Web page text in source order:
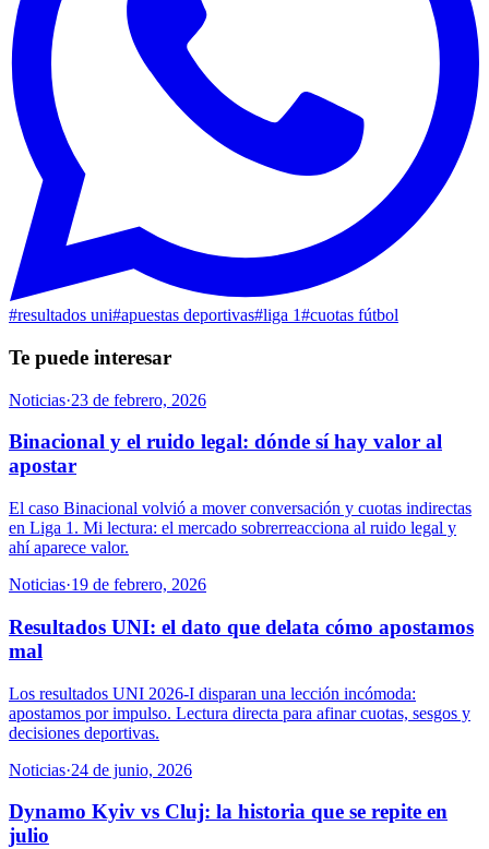
#resultados uni#apuestas deportivas#liga 1#cuotas fútbol
Te puede interesar
Noticias·23 de febrero, 2026
Binacional y el ruido legal: dónde sí hay valor al
apostar
El caso Binacional volvió a mover conversación y cuotas indirectas
en Liga 1. Mi lectura: el mercado sobrerreacciona al ruido legal y
ahí aparece valor.
Noticias·19 de febrero, 2026
Resultados UNI: el dato que delata cómo apostamos
mal
Los resultados UNI 2026-I disparan una lección incómoda:
apostamos por impulso. Lectura directa para afinar cuotas, sesgos y
decisiones deportivas.
Noticias·24 de junio, 2026
Dynamo Kyiv vs Cluj: la historia que se repite en
julio